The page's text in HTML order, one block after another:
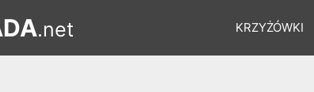
KRZYŻÓWKI
.net